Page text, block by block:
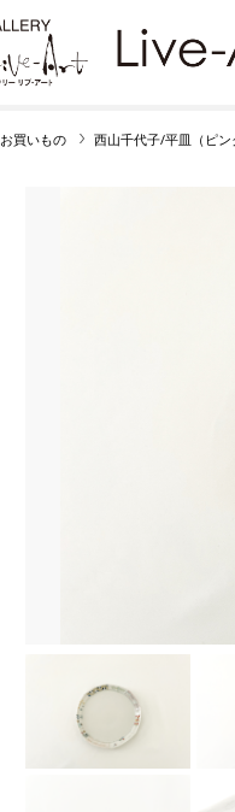
リブ・アート オンラ
お買いもの 西山千代子/平皿（ピン